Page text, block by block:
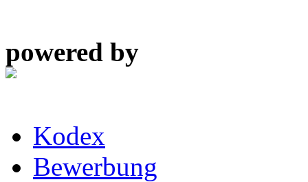
powered by
Kodex
Bewerbung